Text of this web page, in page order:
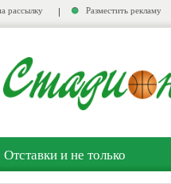
рассылку Разместить рекламу
Отставки и не только